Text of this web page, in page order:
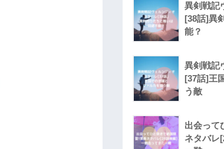
異剣戦記
[38話]異
能？
異剣戦記
[37話]王
う敵
出会って
ネタバレ